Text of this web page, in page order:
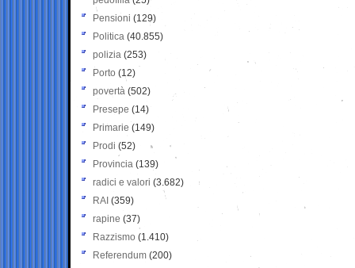
Pensioni (129)
Politica (40.855)
polizia (253)
Porto (12)
povertà (502)
Presepe (14)
Primarie (149)
Prodi (52)
Provincia (139)
radici e valori (3.682)
RAI (359)
rapine (37)
Razzismo (1.410)
Referendum (200)